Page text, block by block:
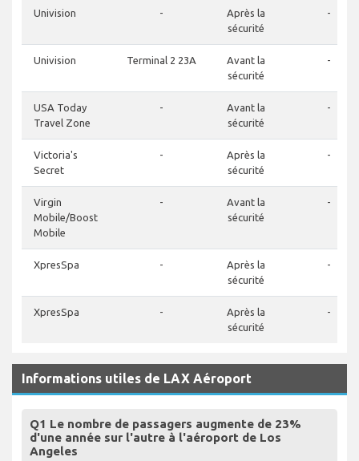
Univision -
Après la
sécurité
-
Univision Terminal 2 23A
Avant la
sécurité
-
USA Today
Travel Zone
-
Avant la
sécurité
-
Victoria's
Secret
-
Après la
sécurité
-
Virgin
Mobile/Boost
Mobile
-
Avant la
sécurité
-
XpresSpa -
Après la
sécurité
-
XpresSpa -
Après la
sécurité
-
Informations utiles de LAX Aéroport
Q1 Le nombre de passagers augmente de 23%
d'une année sur l'autre à l'aéroport de Los
Angeles